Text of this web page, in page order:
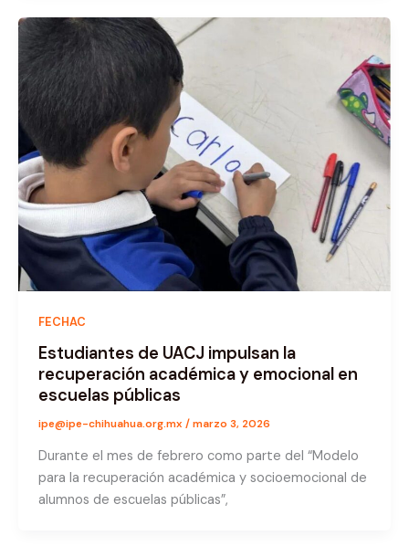
FECHAC
Estudiantes de UACJ impulsan la
recuperación académica y emocional en
escuelas públicas
ipe@ipe-chihuahua.org.mx /marzo 3, 2026
Durante el mes de febrero como parte del “Modelo
para la recuperación académica y socioemocional de
alumnos de escuelas públicas”,